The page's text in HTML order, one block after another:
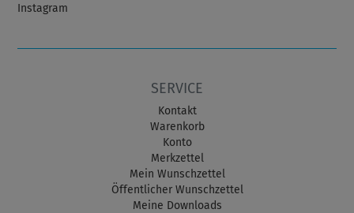
Instagram
SERVICE
Kontakt
Warenkorb
Konto
Merkzettel
Mein Wunschzettel
Öffentlicher Wunschzettel
Meine Downloads